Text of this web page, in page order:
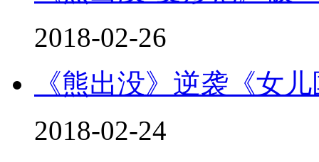
2018-02-26
《熊出没》逆袭《女
2018-02-24